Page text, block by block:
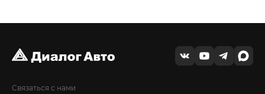
Связаться с нами